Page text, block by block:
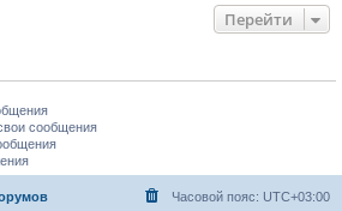
Перейти
сообщения
Часовой пояс: UTC+03:00